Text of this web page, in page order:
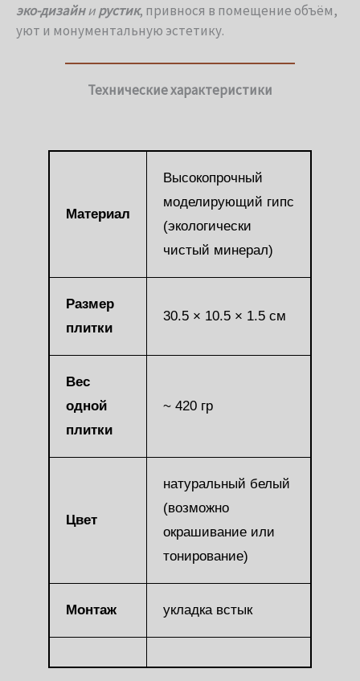
эко-дизайнирустик, привнося в помещение объём,
уют и монументальную эстетику.
Технические характеристики
Материал
Высокопрочный
моделирующий гипс
(экологически
чистый минерал)
Размер
плитки
30.5 × 10.5 × 1.5 см
Вес
одной
плитки
~ 420 гр
Цвет
натуральный белый
(возможно
окрашивание или
тонирование)
Монтаж укладка встык